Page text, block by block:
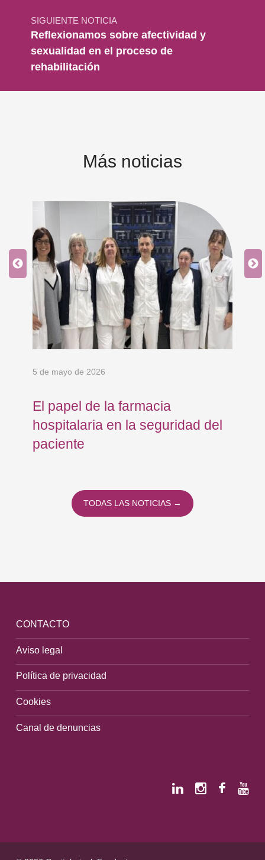
SIGUIENTE NOTICIA
Reflexionamos sobre afectividad y
sexualidad en el proceso de
rehabilitación
Más noticias
5 de mayo de 2026
El papel de la farmacia
hospitalaria en la seguridad del
paciente
TODAS LAS NOTICIAS →
CONTACTO
Aviso legal
Política de privacidad
Cookies
Canal de denuncias